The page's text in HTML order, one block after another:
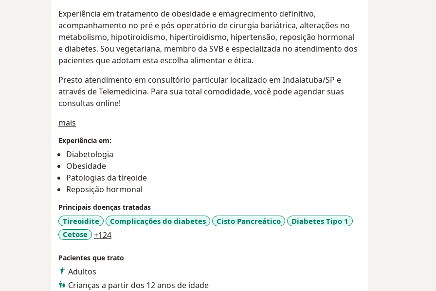
Experiência em tratamento de obesidade e emagrecimento definitivo,
acompanhamento no pré e pós operatório de cirurgia bariátrica, alterações no
metabolismo, hipotiroidismo, hipertiroidismo, hipertensão, reposição hormonal
e diabetes. Sou vegetariana, membro da SVB e especializada no atendimento dos
pacientes que adotam esta escolha alimentar e ética.
Presto atendimento em consultório particular localizado em Indaiatuba/SP e
através de Telemedicina. Para sua total comodidade, você pode agendar suas
consultas online!
mais
Experiência em:
Diabetologia
Obesidade
Patologias da tireoide
Reposição hormonal
Principais doenças tratadas
Tireoidite Complicações do diabetes Cisto Pancreático
Diabetes Tipo 1
Cetose
+124a11y_sr_more_diseases
Pacientes que trato
Adultos
Crianças a partir dos 12 anos de idade